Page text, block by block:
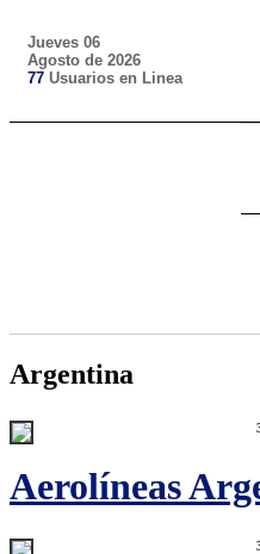
Jueves 06
Agosto de 2026
77 Usuarios en Linea
Argentina
Aerolíneas